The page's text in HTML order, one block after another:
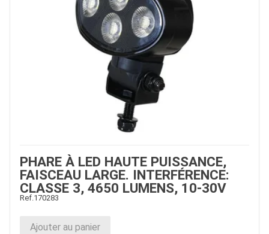
PHARE À LED HAUTE PUISSANCE,
FAISCEAU LARGE. INTERFÉRENCE:
CLASSE 3, 4650 LUMENS, 10-30V
Ref.170283
Ajouter au panier